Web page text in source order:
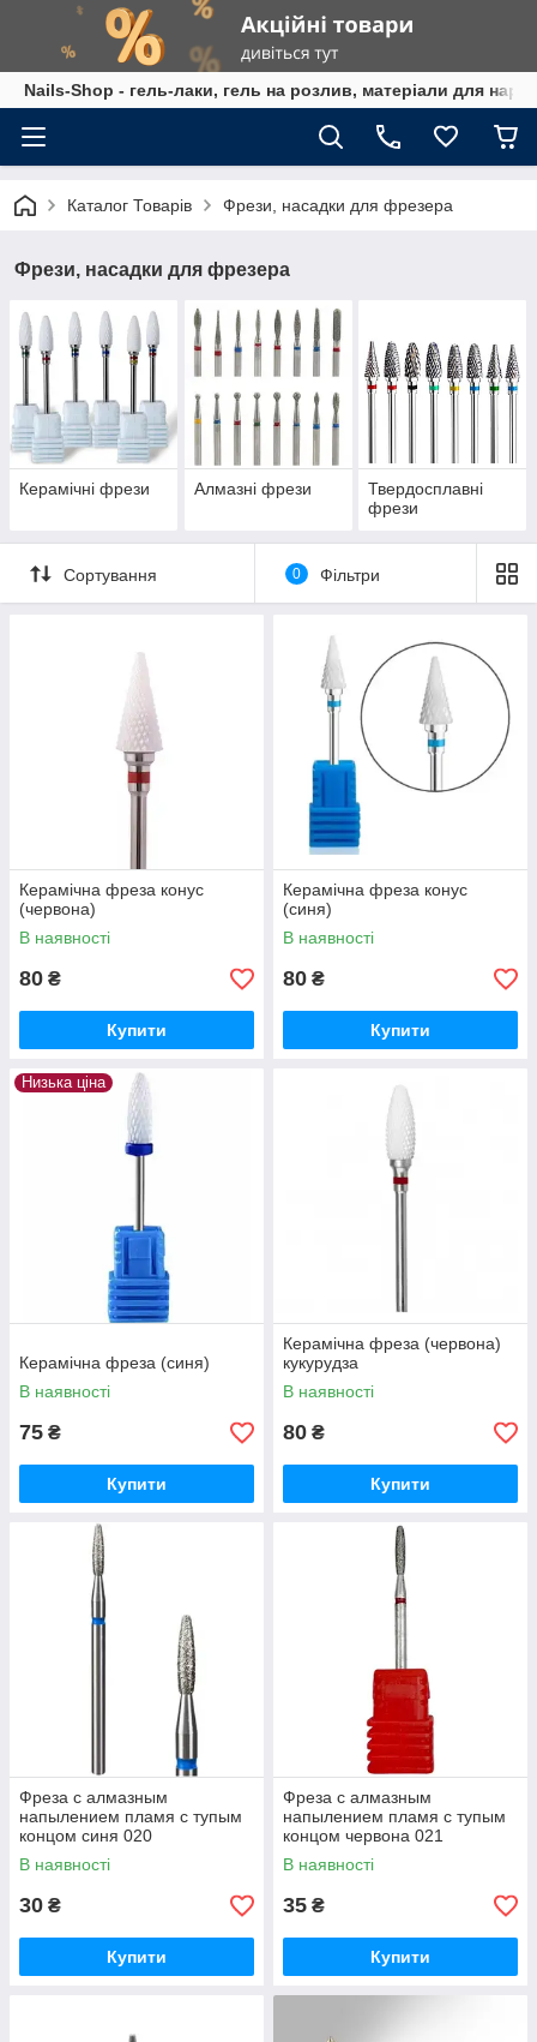
Nails-Shop - гель-лаки, гель на розлив, матеріали для
Каталог Товарів Фрези, насадки для фрезера
Фрези, насадки для фрезера
Керамічні фрези Алмазні фрези
Твердосплавні
фрези
Сортування 0 Фільтри
Керамічна фреза конус
(червона)
В наявності
80 ₴
Купити
Керамічна фреза конус
(синя)
В наявності
80 ₴
Купити
Низька ціна
Керамічна фреза (синя)
В наявності
75 ₴
Купити
Керамічна фреза (червона)
кукурудза
В наявності
80 ₴
Купити
Фреза с алмазным
напылением пламя с тупым
концом синя 020
В наявності
30 ₴
Купити
Фреза с алмазным
напылением пламя с тупым
концом червона 021
В наявності
35 ₴
Купити